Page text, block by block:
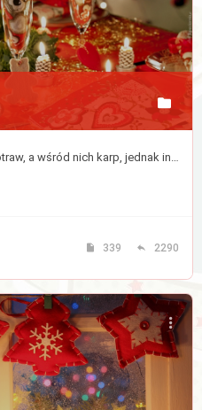
Każdy chyba zna tradycyjne 12 potraw, a wśród nich karp, jednak inne potrawy różnią się w różnych domach. Tutaj śmiało możesz wymienić się przepisami na swój wymarzony zestaw 12 dań.
339 2290